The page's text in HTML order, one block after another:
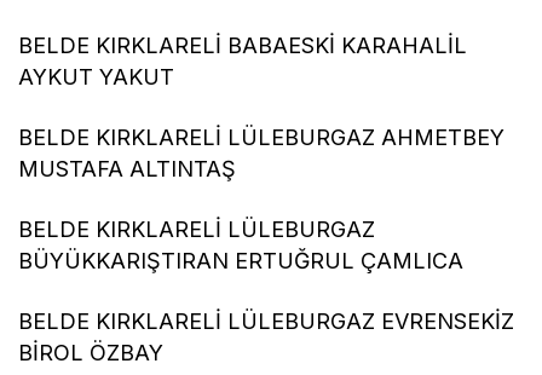
BELDE KIRKLARELİ BABAESKİ KARAHALİL
AYKUT YAKUT
BELDE KIRKLARELİ LÜLEBURGAZ AHMETBEY
MUSTAFA ALTINTAŞ
BELDE KIRKLARELİ LÜLEBURGAZ
BÜYÜKKARIŞTIRAN ERTUĞRUL ÇAMLICA
BELDE KIRKLARELİ LÜLEBURGAZ EVRENSEKİZ
BİROL ÖZBAY